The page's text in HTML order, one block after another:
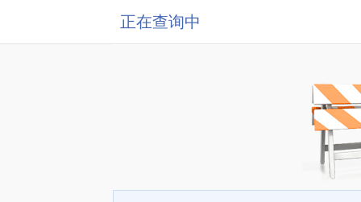
正在查询中